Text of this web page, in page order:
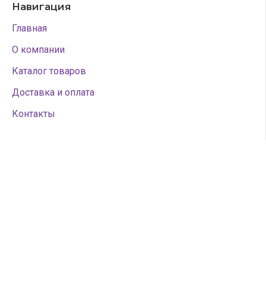
Навигация
Главная
О компании
Каталог товаров
Доставка и оплата
Контакты